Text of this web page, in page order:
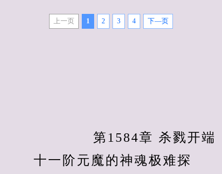
上一页 1 2 3 4 下—页
            　　第1584章 杀戮开端
十一阶元魔的神魂极难探